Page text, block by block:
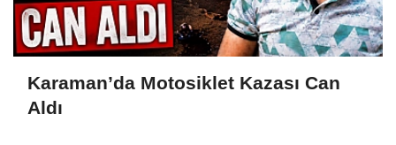
Karaman’da Motosiklet Kazası Can
Aldı